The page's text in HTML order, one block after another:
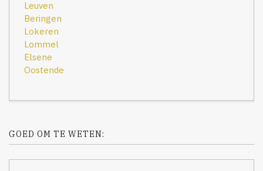
Leuven
Beringen
Lokeren
Lommel
Elsene
Oostende
GOED OM TE WETEN: